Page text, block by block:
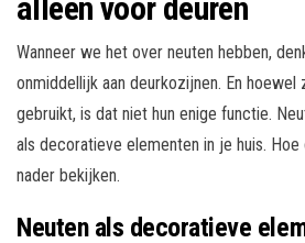
alleen voor deuren
Wanneer we het over neuten hebben,
onmiddellijk aan deurkozijnen. En hoewel
gebruikt, is dat niet hun enige functie.
als decoratieve elementen in je huis.
nader bekijken.
Neuten als decoratieve